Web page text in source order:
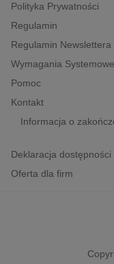
psychologiczne
inne
popularno-
historia
Polityka Prywatności
Regulamin
Regulamin Newslettera
Wymagania Systemowe
Pomoc
Kontakt
Informacja o
Deklaracja dostępności
Oferta dla firm